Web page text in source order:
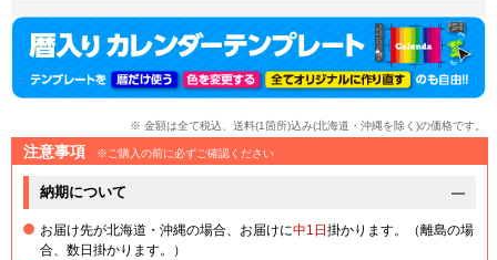
※ 金額は全て税込、送料(1箇所)込み(北海道・沖縄を除く)の価格です。
注意事項 ※ご購入の前に必ずご確認ください
納期について
お届け先が北海道・沖縄の場合、お届けに中1日 掛かります。（離島の場
合、数日掛かります。）